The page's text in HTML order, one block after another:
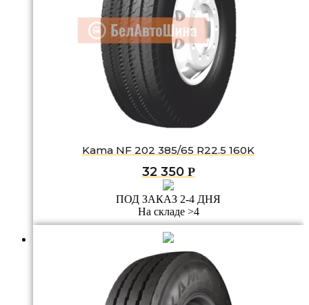
Kama NF 202 385/65 R22.5 160K
32 350 Р
ПОД ЗАКАЗ 2-4 ДНЯ
На складе >4